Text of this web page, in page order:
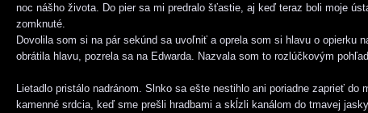
noc nášho života. Do pier sa mi predralo šťastie, aj keď teraz boli moje
zomknuté.
Dovolila som si na pár sekúnd sa uvoľniť a oprela som si hlavu o opierku
obrátila hlavu, pozrela sa na Edwarda. Nazvala som to rozlúčkovým
Lietadlo pristálo nadránom. Slnko sa ešte nestihlo ani poriadne zaprieť
kamenné srdcia, keď sme prešli hradbami a skĺzli kanálom do tmavej